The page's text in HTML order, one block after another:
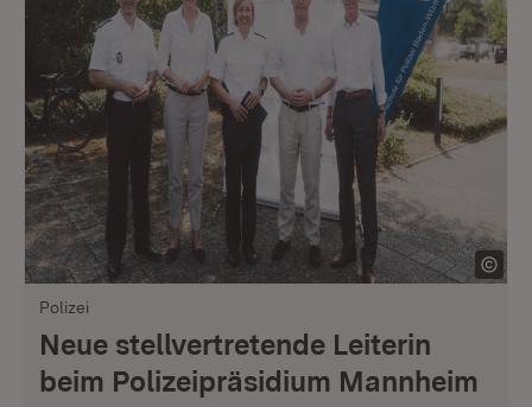
Polizei
Neue stellvertretende Leiterin
beim Polizeipräsidium Mannheim